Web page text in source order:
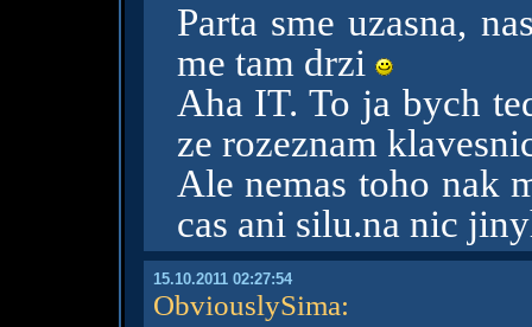
Parta sme uzasna,
me tam drzi
Aha IT. To ja bych
ze rozeznam
Ale nemas toho nak
cas ani silu.na nic
15.10.2011 02:27:54
ObviouslySima: